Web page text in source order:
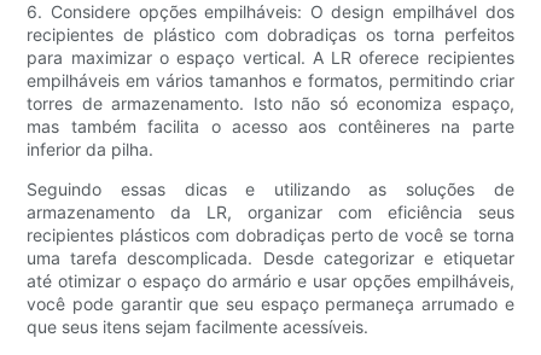
6. Considere opções empilháveis: O design empilhável dos
recipientes de plástico com dobradiças os torna perfeitos
para maximizar o espaço vertical. A LR oferece recipientes
empilháveis ​​em vários tamanhos e formatos, permitindo criar
torres de armazenamento. Isto não só economiza espaço,
mas também facilita o acesso aos contêineres na parte
inferior da pilha.
Seguindo essas dicas e utilizando as soluções de
armazenamento da LR, organizar com eficiência seus
recipientes plásticos com dobradiças perto de você se torna
uma tarefa descomplicada. Desde categorizar e etiquetar
até otimizar o espaço do armário e usar opções empilháveis,
você pode garantir que seu espaço permaneça arrumado e
que seus itens sejam facilmente acessíveis.